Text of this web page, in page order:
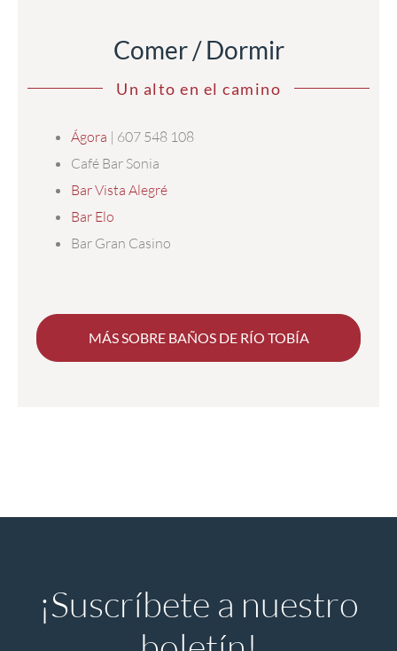
Comer / Dormir
Un alto en el camino
Ágora | 607 548 108
Café Bar Sonia
Bar Vista Alegré
Bar Elo
Bar Gran Casino
MÁS SOBRE BAÑOS DE RÍO TOBÍA
¡Suscríbete a nuestro